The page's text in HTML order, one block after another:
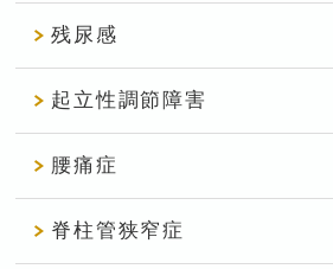
残尿感
起立性調節障害
腰痛症
脊柱管狭窄症